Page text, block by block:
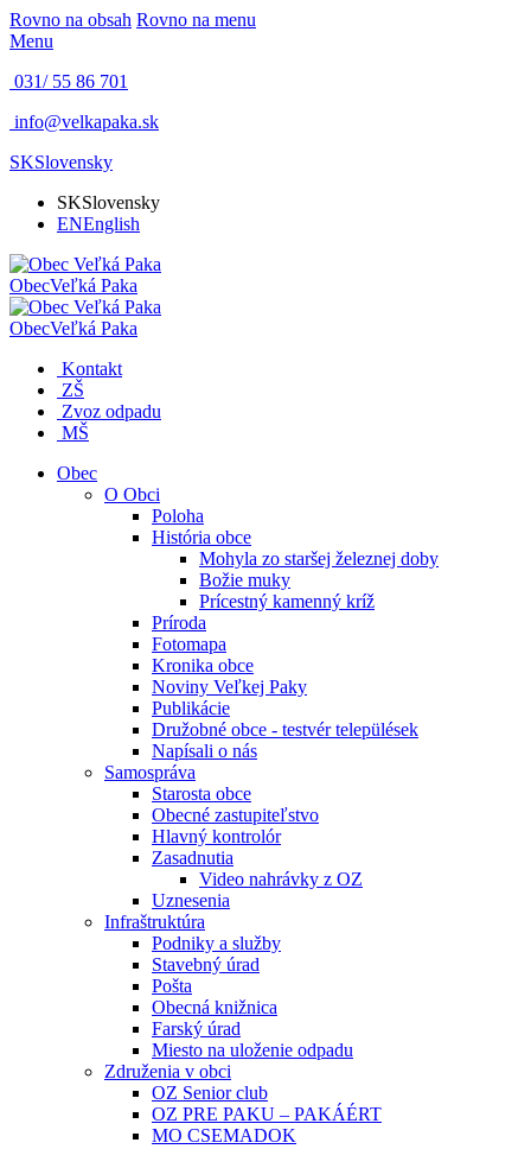
Rovno na obsah Rovno na menu
Menu
031/ 55 86 701
info@velkapaka.sk
SKSlovensky
SKSlovensky
ENEnglish
ObecVeľká Paka
ObecVeľká Paka
Kontakt
ZŠ
Zvoz odpadu
MŠ
Obec
O Obci
Poloha
História obce
Mohyla zo staršej železnej doby
Božie muky
Prícestný kamenný kríž
Príroda
Fotomapa
Kronika obce
Noviny Veľkej Paky
Publikácie
Družobné obce - testvér települések
Napísali o nás
Samospráva
Starosta obce
Obecné zastupiteľstvo
Hlavný kontrolór
Zasadnutia
Video nahrávky z OZ
Uznesenia
Infraštruktúra
Podniky a služby
Stavebný úrad
Pošta
Obecná knižnica
Farský úrad
Miesto na uloženie odpadu
Združenia v obci
OZ Senior club
OZ PRE PAKU – PAKÁÉRT
MO CSEMADOK